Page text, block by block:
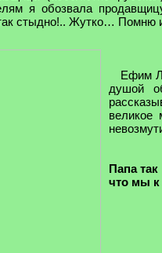
я обозвала
стыдно!.. Жутко… Помню
Ефим
душой
великое
Папа так
что мы к